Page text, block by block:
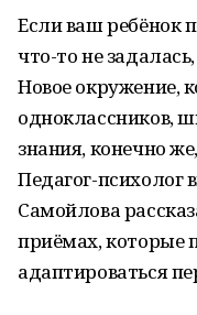
Если ваш ребёнок
что-то не
Новое окружение,
одноклассников,
знания, конечно
Педагог-психолог
Самойлова
приёмах, которые
адаптироваться